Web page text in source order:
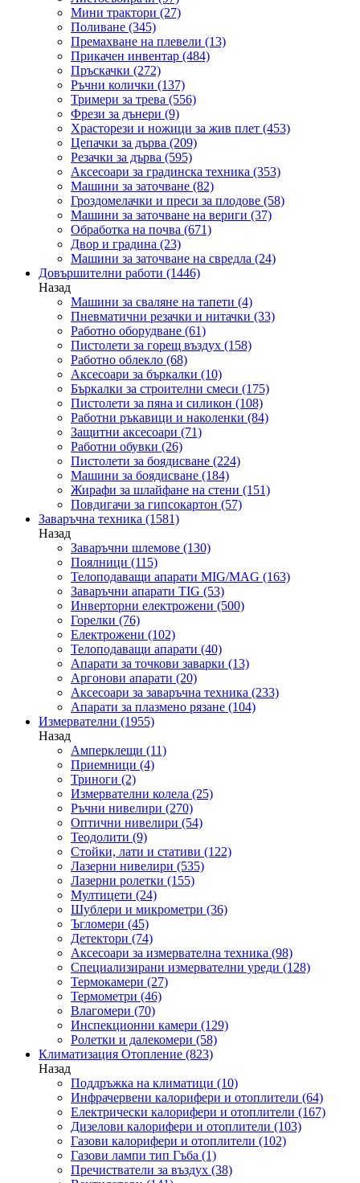
Мини трактори (27)
Поливане (345)
Премахване на плевели (13)
Прикачен инвентар (484)
Пръскачки (272)
Ръчни колички (137)
Тримери за трева (556)
Фрези за дънери (9)
Храсторези и ножици за жив плет (453)
Цепачки за дърва (209)
Резачки за дърва (595)
Аксесоари за градинска техника (353)
Машини за заточване (82)
Гроздомелачки и преси за плодове (58)
Машини за заточване на вериги (37)
Обработка на почва (671)
Двор и градина (23)
Машини за заточване на свредла (24)
Довършителни работи (1446)
Назад
Машини за сваляне на тапети (4)
Пневматични резачки и нитачки (33)
Работно оборудване (61)
Пистолети за горещ въздух (158)
Работно облекло (68)
Аксесоари за бъркалки (10)
Бъркалки за строителни смеси (175)
Пистолети за пяна и силикон (108)
Работни ръкавици и наколенки (84)
Защитни аксесоари (71)
Работни обувки (26)
Пистолети за боядисване (224)
Машини за боядисване (184)
Жирафи за шлайфане на стени (151)
Повдигачи за гипсокартон (57)
Заваръчна техника (1581)
Назад
Заваръчни шлемове (130)
Поялници (115)
Телоподаващи апарати MIG/MAG (163)
Заваръчни апарати TIG (53)
Инверторни електрожени (500)
Горелки (76)
Електрожени (102)
Телоподаващи апарати (40)
Апарати за точкови заварки (13)
Аргонови апарати (20)
Аксесоари за заваръчна техника (233)
Апарати за плазмено рязане (104)
Измервателни (1955)
Назад
Амперклещи (11)
Приемници (4)
Триноги (2)
Измервателни колела (25)
Ръчни нивелири (270)
Оптични нивелири (54)
Теодолити (9)
Стойки, лати и стативи (122)
Лазерни нивелири (535)
Лазерни ролетки (155)
Мултицети (24)
Шублери и микрометри (36)
Ъгломери (45)
Детектори (74)
Аксесоари за измервателна техника (98)
Специализирани измервателни уреди (128)
Термокамери (27)
Термометри (46)
Влагомери (70)
Инспекционни камери (129)
Ролетки и далекомери (58)
Климатизация Отопление (823)
Назад
Поддръжка на климатици (10)
Инфрачервени калорифери и отоплители (64)
Електрически калорифери и отоплители (167)
Дизелови калорифери и отоплители (103)
Газови калорифери и отоплители (102)
Газови лампи тип Гъба (1)
Пречистватели за въздух (38)